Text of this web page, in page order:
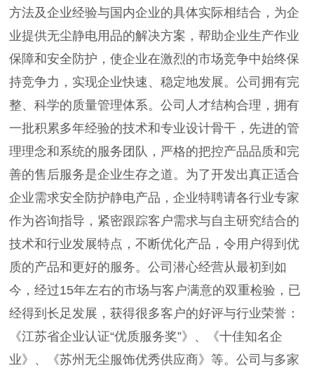
方法及企业经验与国内企业的具体实际相结合，为企
业提供无尘静电用品的解决方案，帮助企业生产作业
保障和安全防护，使企业在激烈的市场竞争中始终保
持竞争力，实现企业快速、稳定地发展。公司拥有完
整、科学的质量管理体系。公司人才结构合理，拥有
一批积累多年经验的技术和专业设计骨干，先进的管
理理念和系统的服务团队，严格的把控产品品质和完
善的售后服务是企业生存之道。为了开发出真正适合
企业需求安全防护静电产品，企业特聘请各行业专家
作为咨询指导，紧密跟踪客户需求与自主研究结合的
技术和行业发展特点，不断优化产品，令用户得到优
质的产品和更好的服务。公司潜心经营从最初到如
今，经过15年左右的市场与客户满意的双重检验，已
经得到长足发展，获得很多客户的好评与行业荣誉：
《江苏省企业认证“优质服务奖”》、《十佳知名企
业》、《苏州无尘服饰优秀供应商》等。公司与多家